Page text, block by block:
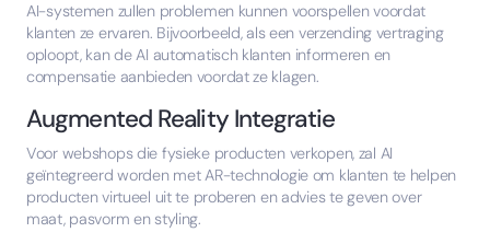
AI-systemen zullen problemen kunnen voorspellen voordat
klanten ze ervaren. Bijvoorbeeld, als een verzending vertraging
oploopt, kan de AI automatisch klanten informeren en
compensatie aanbieden voordat ze klagen.
Augmented Reality Integratie
Voor webshops die fysieke producten verkopen, zal AI
geïntegreerd worden met AR-technologie om klanten te helpen
producten virtueel uit te proberen en advies te geven over
maat, pasvorm en styling.